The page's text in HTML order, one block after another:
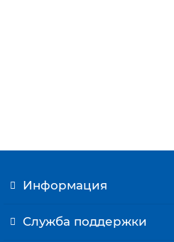
Информация
Служба поддержки